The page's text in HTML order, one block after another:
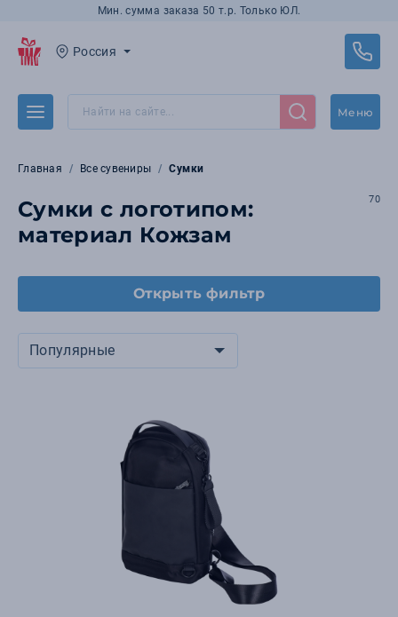
Мин. сумма заказа 50 т.р. Только ЮЛ.
Россия
Меню
Главная Все сувениры Сумки
Сумки с логотипом:
материал Кожзам
70
Открыть фильтр
Популярные